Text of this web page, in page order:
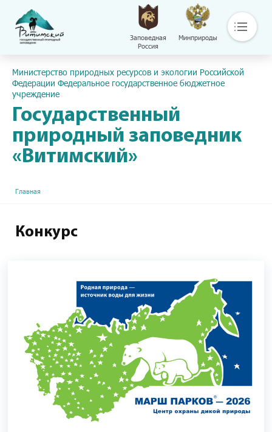
Заповедная
Россия
Минприроды
О нас
Контакты
Библиотека
Сохраняй
Министерство природных ресурсов и экологии Российской
Федерации Федеральное государственное бюджетное
учреждение
Государственный
природный заповедник
«Витимский»
Строка навигации
Главная
Конкурс